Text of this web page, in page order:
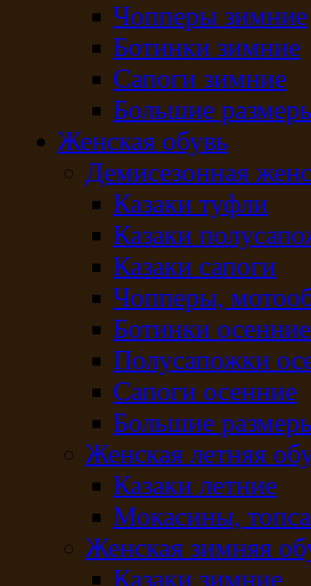
Чопперы зимние
Ботинки зимние
Сапоги зимние
Большие
Женская обувь
Демисезонная
Казаки туфли
Казаки
Казаки сапоги
Чопперы,
Ботинки осенние
Полусапожки
Сапоги осенние
Большие
Женская летняя
Казаки летние
Мокасины,
Женская зимняя
Казаки зимние